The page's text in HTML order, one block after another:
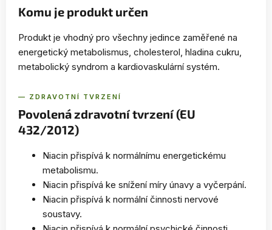
Komu je produkt určen
Produkt je vhodný pro všechny jedince zaměřené na
energetický metabolismus, cholesterol, hladina cukru,
metabolický syndrom a kardiovaskulární systém.
— ZDRAVOTNÍ TVRZENÍ
Povolená zdravotní tvrzení (EU
432/2012)
Niacin přispívá k normálnímu energetickému
metabolismu.
Niacin přispívá ke snížení míry únavy a vyčerpání.
Niacin přispívá k normální činnosti nervové
soustavy.